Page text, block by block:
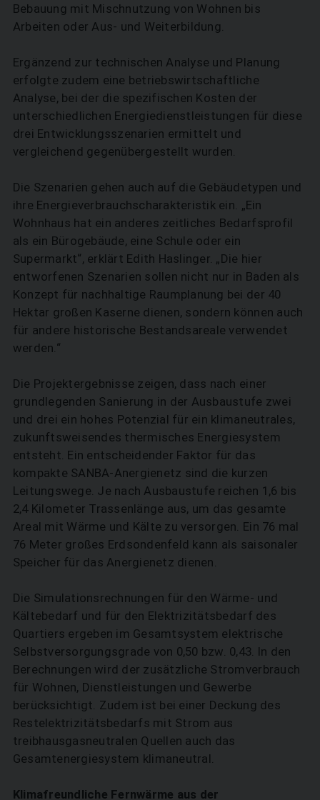
Bebauung mit Mischnutzung von Wohnen bis
Arbeiten oder Aus- und Weiterbildung.
Ergänzend zur technischen Analyse und Planung
erfolgte zudem eine betriebswirtschaftliche
Analyse, bei der die spezifischen Kosten der
unterschiedlichen Energiedienstleistungen für diese
drei Entwicklungsszenarien ermittelt und
vergleichend gegenübergestellt wurden.
Die Szenarien gehen auch auf die Gebäude­typen und
ihre Energieverbrauchscharakteristik ein. „Ein
Wohnhaus hat ein anderes zeitliches Bedarfsprofil
als ein Bürogebäude, eine Schule oder ein
Supermarkt“, erklärt Edith Haslinger. „Die hier
entworfenen Szenarien sollen nicht nur in Baden als
Konzept für nachhaltige Raumplanung bei der 40
Hektar großen Kaserne dienen, sondern können auch
für andere historische Bestandsareale verwendet
werden.“
Die Projektergebnisse zeigen, dass nach einer
grundlegenden Sanierung in der Ausbaustufe zwei
und drei ein hohes Potenzial für ein klima­neutrales,
zukunftsweisendes thermisches Energiesystem
entsteht. Ein entscheidender Faktor für das
kompakte SANBA-Anergienetz sind die kurzen
Leitungswege. Je nach Ausbaustufe reichen 1,6 bis
2,4 Kilometer Trassenlänge aus, um das gesamte
Areal mit Wärme und Kälte zu versorgen. Ein 76 mal
76 Meter großes Erd­sonden­feld kann als saisonaler
Speicher für das Anergienetz dienen.
Die Simulationsrechnungen für den Wärme- und
Kältebedarf und für den Elektrizitätsbedarf des
Quartiers ergeben im Gesamtsystem elektrische
Selbstversorgungs­grade von 0,50 bzw. 0,43. In den
Berechnungen wird der zusätzliche Stromverbrauch
für Wohnen, Dienstleistungen und Gewerbe
berücksichtigt. Zudem ist bei einer Deckung des
Restelektrizitätsbedarfs mit Strom aus
treibhausgasneutralen Quellen auch das
Gesamtenergiesystem klima­neutral.
Klimafreundliche Fernwärme aus der